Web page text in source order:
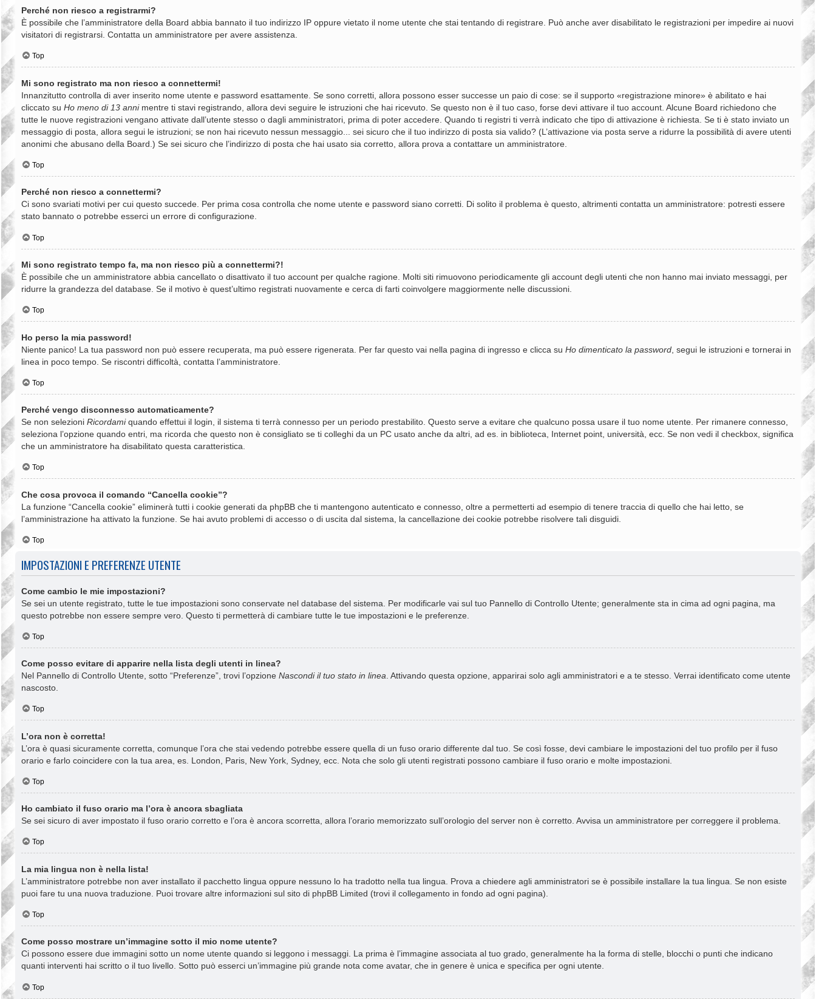
Perché non riesco a registrarmi?
È possibile che l’amministratore della Board abbia bannato il tuo indirizzo IP oppure vietato il nome utente che stai tentando di registrare. Può anche aver disabilitato le registrazioni per impedire ai nuovi
visitatori di registrarsi. Contatta un amministratore per avere assistenza.
Top
Mi sono registrato ma non riesco a connettermi!
Innanzitutto controlla di aver inserito nome utente e password esattamente. Se sono corretti, allora possono esser successe un paio di cose: se il supporto «registrazione minore» è abilitato e hai
cliccato su Ho meno di 13 annimentre ti stavi registrando, allora devi seguire le istruzioni che hai ricevuto. Se questo non è il tuo caso, forse devi attivare il tuo account. Alcune Board richiedono che
tutte le nuove registrazioni vengano attivate dall’utente stesso o dagli amministratori, prima di poter accedere. Quando ti registri ti verrà indicato che tipo di attivazione è richiesta. Se ti è stato inviato un
messaggio di posta, allora segui le istruzioni; se non hai ricevuto nessun messaggio... sei sicuro che il tuo indirizzo di posta sia valido? (L’attivazione via posta serve a ridurre la possibilità di avere utenti
anonimi che abusano della Board.) Se sei sicuro che l’indirizzo di posta che hai usato sia corretto, allora prova a contattare un amministratore.
Top
Perché non riesco a connettermi?
Ci sono svariati motivi per cui questo succede. Per prima cosa controlla che nome utente e password siano corretti. Di solito il problema è questo, altrimenti contatta un amministratore: potresti essere
stato bannato o potrebbe esserci un errore di configurazione.
Top
Mi sono registrato tempo fa, ma non riesco più a connettermi?!
È possibile che un amministratore abbia cancellato o disattivato il tuo account per qualche ragione. Molti siti rimuovono periodicamente gli account degli utenti che non hanno mai inviato messaggi, per
ridurre la grandezza del database. Se il motivo è quest’ultimo registrati nuovamente e cerca di farti coinvolgere maggiormente nelle discussioni.
Top
Ho perso la mia password!
Niente panico! La tua password non può essere recuperata, ma può essere rigenerata. Per far questo vai nella pagina di ingresso e clicca su Ho dimenticato la password , segui le istruzioni e tornerai in
linea in poco tempo. Se riscontri difficoltà, contatta l’amministratore.
Top
Perché vengo disconnesso automaticamente?
Se non selezioni Ricordamiquando effettui il login, il sistema ti terrà connesso per un periodo prestabilito. Questo serve a evitare che qualcuno possa usare il tuo nome utente. Per rimanere connesso,
seleziona l’opzione quando entri, ma ricorda che questo non è consigliato se ti colleghi da un PC usato anche da altri, ad es. in biblioteca, Internet point, università, ecc. Se non vedi il checkbox, significa
che un amministratore ha disabilitato questa caratteristica.
Top
Che cosa provoca il comando “Cancella cookie”?
La funzione “Cancella cookie” eliminerà tutti i cookie generati da phpBB che ti mantengono autenticato e connesso, oltre a permetterti ad esempio di tenere traccia di quello che hai letto, se
l’amministrazione ha attivato la funzione. Se hai avuto problemi di accesso o di uscita dal sistema, la cancellazione dei cookie potrebbe risolvere tali disguidi.
Top
IMPOSTAZIONI E PREFERENZE UTENTE
Come cambio le mie impostazioni?
Se sei un utente registrato, tutte le tue impostazioni sono conservate nel database del sistema. Per modificarle vai sul tuo Pannello di Controllo Utente; generalmente sta in cima ad ogni pagina, ma
questo potrebbe non essere sempre vero. Questo ti permetterà di cambiare tutte le tue impostazioni e le preferenze.
Top
Come posso evitare di apparire nella lista degli utenti in linea?
Nel Pannello di Controllo Utente, sotto “Preferenze”, trovi l’opzione Nascondi il tuo stato in linea . Attivando questa opzione, apparirai solo agli amministratori e a te stesso. Verrai identificato come utente
nascosto.
Top
L’ora non è corretta!
L’ora è quasi sicuramente corretta, comunque l’ora che stai vedendo potrebbe essere quella di un fuso orario differente dal tuo. Se così fosse, devi cambiare le impostazioni del tuo profilo per il fuso
orario e farlo coincidere con la tua area, es. London, Paris, New York, Sydney, ecc. Nota che solo gli utenti registrati possono cambiare il fuso orario e molte impostazioni.
Top
Ho cambiato il fuso orario ma l’ora è ancora sbagliata
Se sei sicuro di aver impostato il fuso orario corretto e l’ora è ancora scorretta, allora l’orario memorizzato sull’orologio del server non è corretto. Avvisa un amministratore per correggere il problema.
Top
La mia lingua non è nella lista!
L’amministratore potrebbe non aver installato il pacchetto lingua oppure nessuno lo ha tradotto nella tua lingua. Prova a chiedere agli amministratori se è possibile installare la tua lingua. Se non esiste
puoi fare tu una nuova traduzione. Puoi trovare altre informazioni sul sito di phpBB Limited (trovi il collegamento in fondo ad ogni pagina).
Top
Come posso mostrare un’immagine sotto il mio nome utente?
Ci possono essere due immagini sotto un nome utente quando si leggono i messaggi. La prima è l’immagine associata al tuo grado, generalmente ha la forma di stelle, blocchi o punti che indicano
quanti interventi hai scritto o il tuo livello. Sotto può esserci un’immagine più grande nota come avatar, che in genere è unica e specifica per ogni utente.
Top